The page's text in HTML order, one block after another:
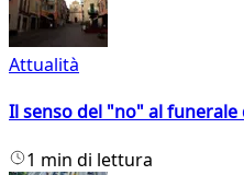
Attualità
Il senso del "no" al
1 min di lettura